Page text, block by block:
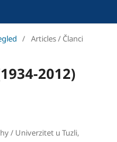
/ Articles / Članci
2012)
/ Univerzitet u Tuzli,